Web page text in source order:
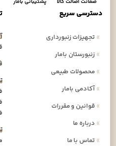
دسترسی سریع
»تجهیزات زنبورداری
»زنبورستان بامار
»محصولات طبیعی
»آکادمی بامار
»قوانین و مقررات
»درباره ما
»تماس با ما